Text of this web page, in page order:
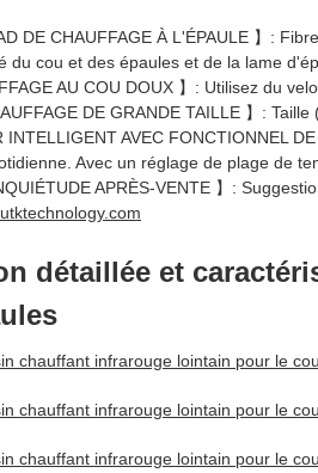
DE CHAUFFAGE À L'ÉPAULE 】:
du cou et des épaules et de la lame
AU COU DOUX 】: Utilisez du
DE GRANDE TAILLE 】:
INTELLIGENT AVEC FONCTIONNEL
Avec un réglage de plage de
APRÈS-VENTE 】:
détaillée et